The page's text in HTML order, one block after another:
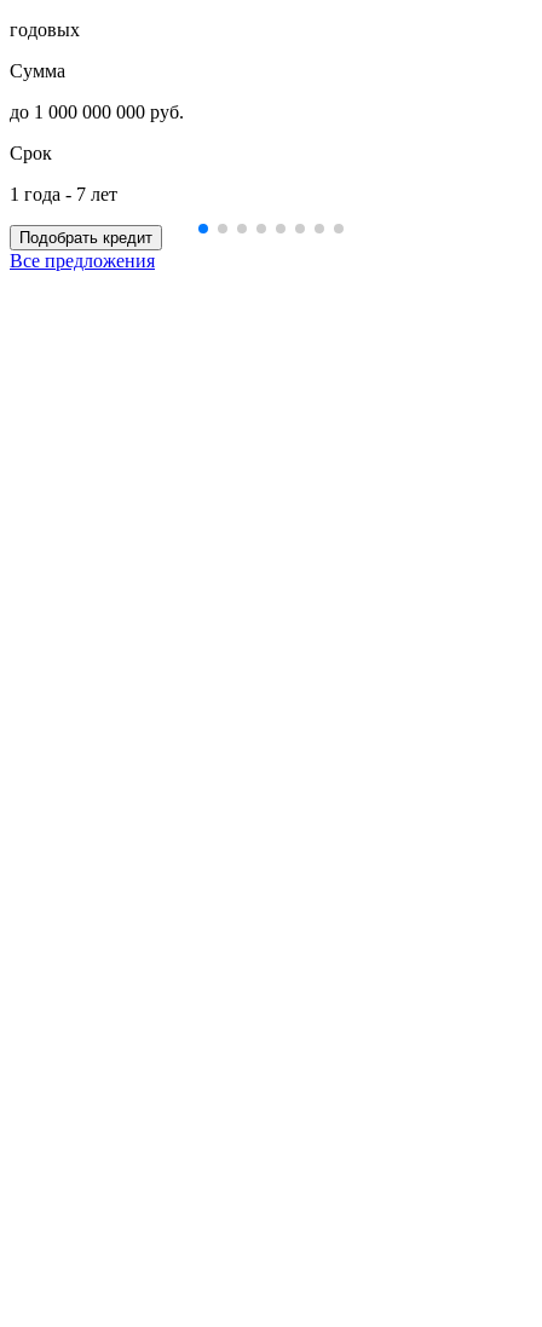
годовых
Сумма
до 1 000 000 000 руб.
Срок
1 года - 7 лет
Подобрать кредит
Все предложения